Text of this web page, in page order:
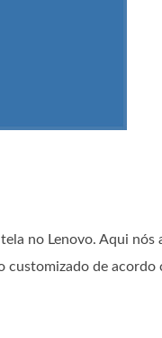
no Lenovo. Aqui nós
de acordo